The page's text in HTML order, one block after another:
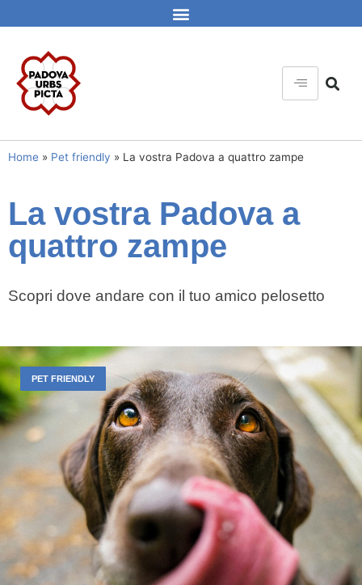
Home » Pet friendly » La vostra Padova a quattro zampe
La vostra Padova a
quattro zampe
Scopri dove andare con il tuo amico pelosetto
PET FRIENDLY